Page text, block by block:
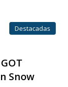
Destacadas
Snow